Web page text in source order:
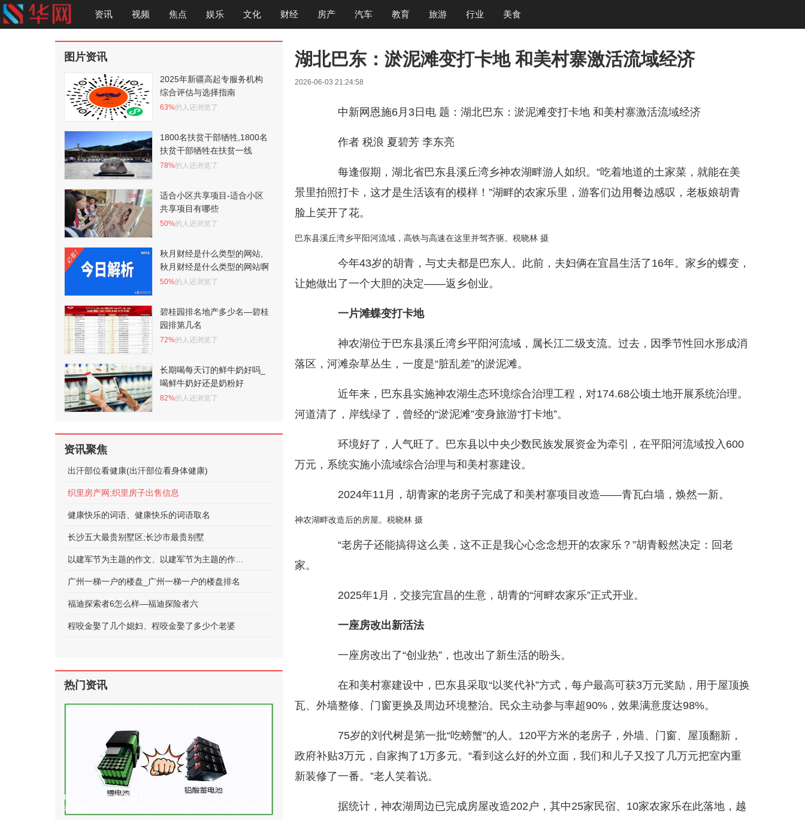
资讯 视频 焦点 娱乐 文化 财经 房产 汽车 教育 旅游 行业 美食
湖北巴东：淤泥滩变打卡地 和美村寨激活流域经济
2026-06-03 21:24:58
中新网恩施6月3日电 题：湖北巴东：淤泥滩变打卡地 和美村寨激活流域经济
作者 税浪 夏碧芳 李东亮
每逢假期，湖北省巴东县溪丘湾乡神农湖畔游人如织。“吃着地道的土家菜，就能在美
景里拍照打卡，这才是生活该有的模样！”湖畔的农家乐里，游客们边用餐边感叹，老板娘胡青
脸上笑开了花。
巴东县溪丘湾乡平阳河流域，高铁与高速在这里并驾齐驱。税晓林 摄
今年43岁的胡青，与丈夫都是巴东人。此前，夫妇俩在宜昌生活了16年。家乡的蝶变，
让她做出了一个大胆的决定——返乡创业。
一片滩蝶变打卡地
神农湖位于巴东县溪丘湾乡平阳河流域，属长江二级支流。过去，因季节性回水形成消
落区，河滩杂草丛生，一度是“脏乱差”的淤泥滩。
近年来，巴东县实施神农湖生态环境综合治理工程，对174.68公顷土地开展系统治理。
河道清了，岸线绿了，曾经的“淤泥滩”变身旅游“打卡地”。
环境好了，人气旺了。巴东县以中央少数民族发展资金为牵引，在平阳河流域投入600
万元，系统实施小流域综合治理与和美村寨建设。
2024年11月，胡青家的老房子完成了和美村寨项目改造——青瓦白墙，焕然一新。
神农湖畔改造后的房屋。税晓林 摄
“老房子还能搞得这么美，这不正是我心心念念想开的农家乐？”胡青毅然决定：回老
家。
2025年1月，交接完宜昌的生意，胡青的“河畔农家乐”正式开业。
一座房改出新活法
一座房改出了“创业热”，也改出了新生活的盼头。
在和美村寨建设中，巴东县采取“以奖代补”方式，每户最高可获3万元奖励，用于屋顶换
瓦、外墙整修、门窗更换及周边环境整治。民众主动参与率超90%，效果满意度达98%。
75岁的刘代树是第一批“吃螃蟹”的人。120平方米的老房子，外墙、门窗、屋顶翻新，
政府补贴3万元，自家掏了1万多元。“看到这么好的外立面，我们和儿子又投了几万元把室内重
新装修了一番。”老人笑着说。
据统计，神农湖周边已完成房屋改造202户，其中25家民宿、10家农家乐在此落地，越
图片资讯
2025年新疆高起专服务机构
综合评估与选择指南
63%的人还浏览了
1800名扶贫干部牺牲,1800名
扶贫干部牺牲在扶贫一线
78%的人还浏览了
适合小区共享项目-适合小区
共享项目有哪些
50%的人还浏览了
秋月财经是什么类型的网站,
秋月财经是什么类型的网站啊
50%的人还浏览了
碧桂园排名地产多少名—碧桂
园排第几名
72%的人还浏览了
长期喝每天订的鲜牛奶好吗_
喝鲜牛奶好还是奶粉好
82%的人还浏览了
资讯聚焦
出汗部位看健康(出汗部位看身体健康)
织里房产网;织里房子出售信息
健康快乐的词语、健康快乐的词语取名
长沙五大最贵别墅区;长沙市最贵别墅
广州一梯一户的楼盘_广州一梯一户的楼盘排名
福迪探索者6怎么样—福迪探险者六
程咬金娶了几个媳妇、程咬金娶了多少个老婆
热门资讯
电动车电池的种类及标准(电动车 电池
种类)